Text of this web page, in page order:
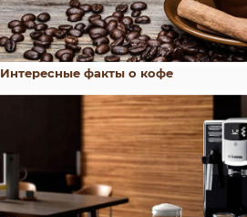
Интересные факты о кофе